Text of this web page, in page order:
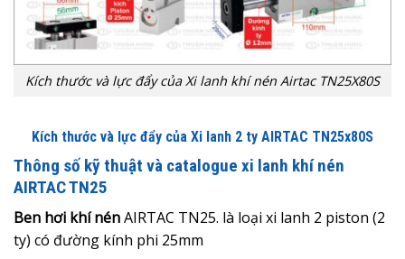
Kích thước và lực đẩy của Xi lanh khí nén Airtac TN25X80S
Kích thước và lực đẩy của Xi lanh 2 ty AIRTAC TN25x80S
Thông số kỹ thuật và catalogue xi lanh khí nén
AIRTAC TN25
Ben hơi khí nénAIRTAC TN25. là loại xi lanh 2 piston (2
ty) có đường kính phi 25mm